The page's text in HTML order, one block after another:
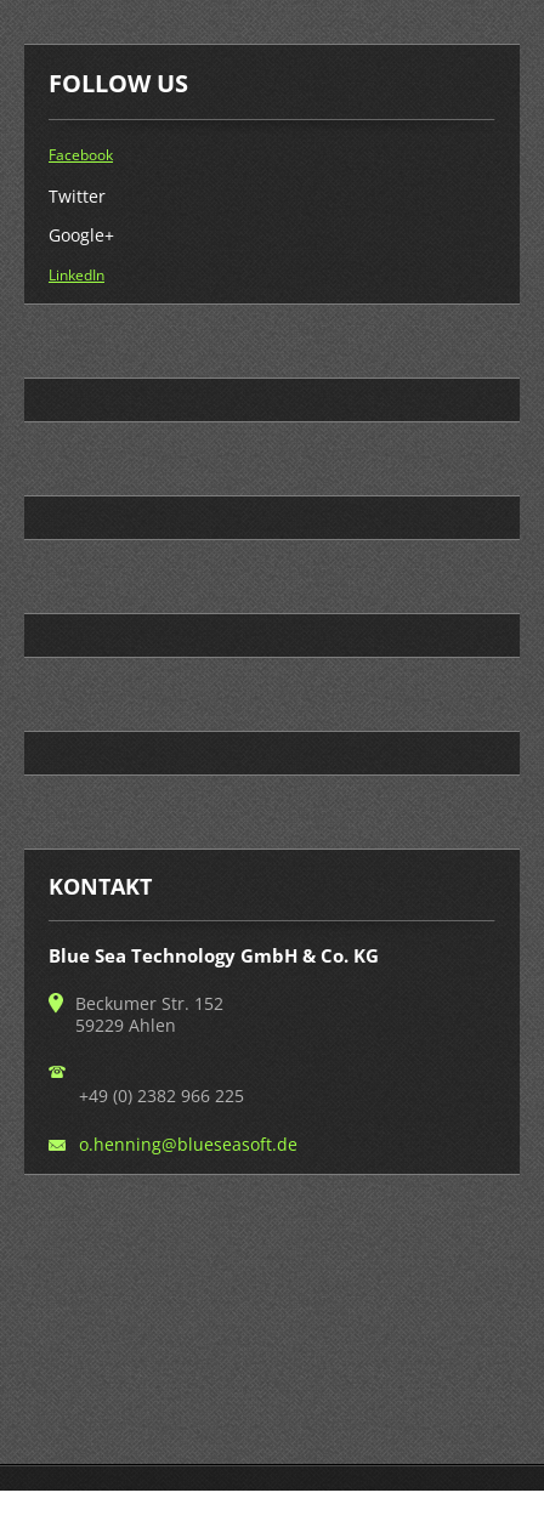
FOLLOW US
Facebook
Twitter
Google+
LinkedIn
KONTAKT
Blue Sea Technology GmbH & Co. KG
Beckumer Str. 152
59229 Ahlen
+49 (0) 2382 966 225
o.henning@blueseasoft.de